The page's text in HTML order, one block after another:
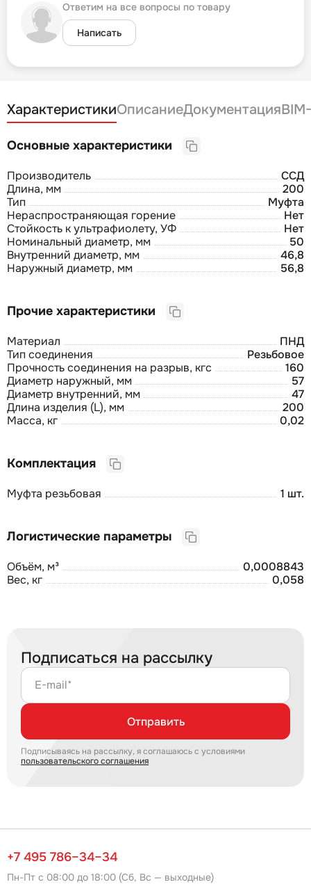
Ответим на все вопросы по товару
Написать
ХарактеристикиОписаниеДокументация
Основные характеристики
Производитель
ССД
Длина, мм
200
Тип
Муфта
Нераспространяющая горение
Нет
Стойкость к ультрафиолету, УФ
Нет
Номинальный диаметр, мм
50
Внутренний диаметр, мм
46,8
Наружный диаметр, мм
56,8
Прочие характеристики
Материал
ПНД
Тип соединения
Резьбовое
Прочность соединения на разрыв, кгс
160
Диаметр наружный, мм
57
Диаметр внутренний, мм
47
Длина изделия (L), мм
200
Масса, кг
0,02
Комплектация
Муфта резьбовая 1 шт.
Логистические параметры
Объём, м³
0,0008843
Вес, кг
0,058
Подписаться на рассылку
E-mail*
Отправить
Подписываясь на рассылку, я соглашаюсь с условиями
пользовательского соглашения
+7 495 786–34–34
Пн-Пт с 08:00 до 18:00 (Сб, Вс — выходные)